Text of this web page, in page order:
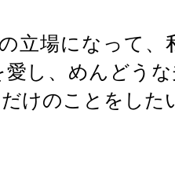
立場になって
し、めんどう
けのことをした